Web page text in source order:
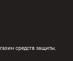
средств защиты,